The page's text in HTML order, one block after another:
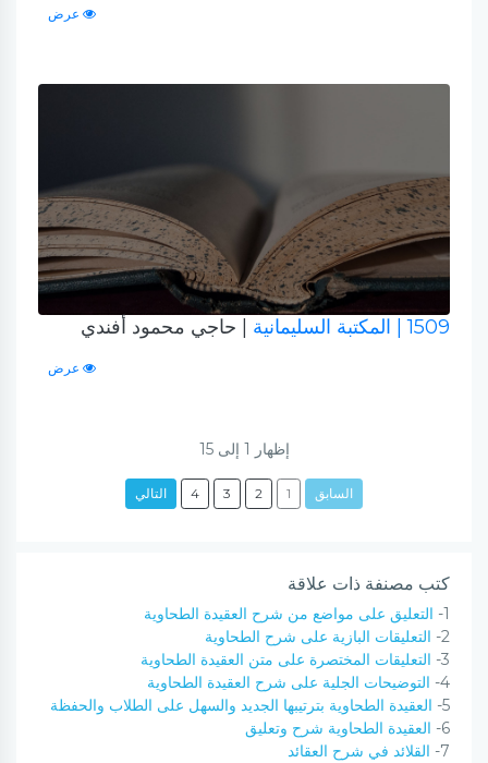
عرض
1509 | المكتبة السليمانية | حاجي محمود أفندي
عرض
إظهار 1 إلى15
السابق 1
2
3
4 التالي
كتب مصنفة ذات علاقة
1- التعليق على مواضع من شرح العقيدة الطحاوية
2- التعليقات البازية على شرح الطحاوية
3- التعليقات المختصرة على متن العقيدة الطحاوية
4- التوضيحات الجلية على شرح العقيدة الطحاوية
5- العقيدة الطحاوية بترتيبها الجديد والسهل على الطلاب والحفظة
6-
العقيدة الطحاوية شرح وتعليق
7-
القلائد في شرح العقائد